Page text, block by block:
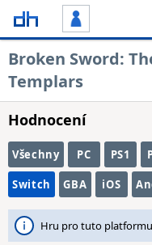
Broken Sword:
Templars
Hodnocení
Všechny PC PS1
Switch GBA iOS
Hru pro tuto